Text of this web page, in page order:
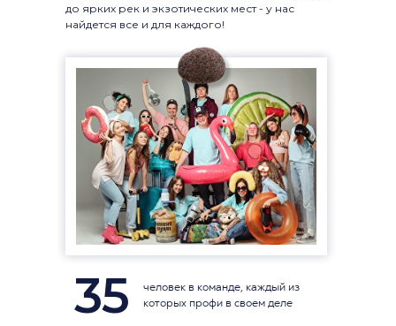
человек в команде, каждый из
которых профи в своем деле
35
до ярких рек и экзотических мест - у нас
найдется все и для каждого!